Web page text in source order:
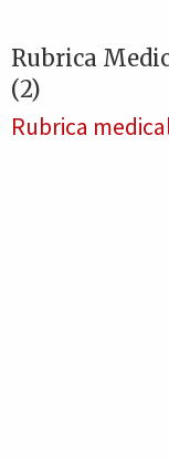
Rubrica
(2)
Rubrica